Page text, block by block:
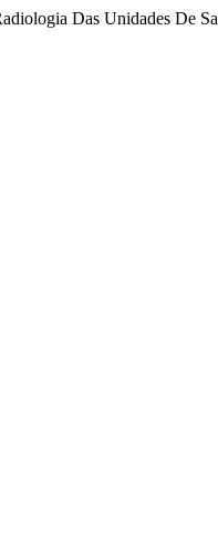
Das Unidades De